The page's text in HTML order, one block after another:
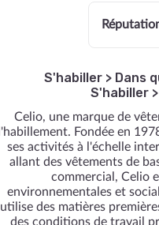
S'habiller> Dans
S'habiller >
Celio, une marque de
l'habillement. Fondée en
ses activités à l'échelle
allant des vêtements de
commercial, Celio
environnementales et
utilise des matières
des conditions de travail